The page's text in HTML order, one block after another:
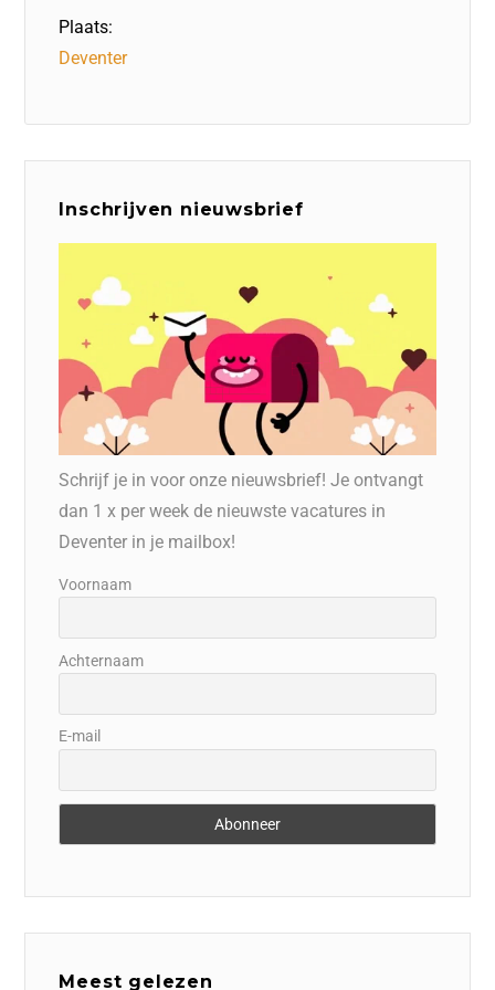
Plaats:
Deventer
Inschrijven nieuwsbrief
Schrijf je in voor onze nieuwsbrief! Je ontvangt
dan 1 x per week de nieuwste vacatures in
Deventer in je mailbox!
Voornaam
Achternaam
E-mail
Meest gelezen